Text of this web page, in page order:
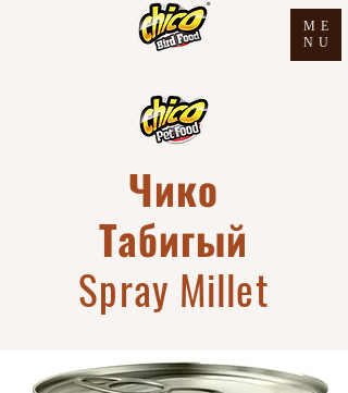
ME
NU
Чико
Табигый
Spray Millet